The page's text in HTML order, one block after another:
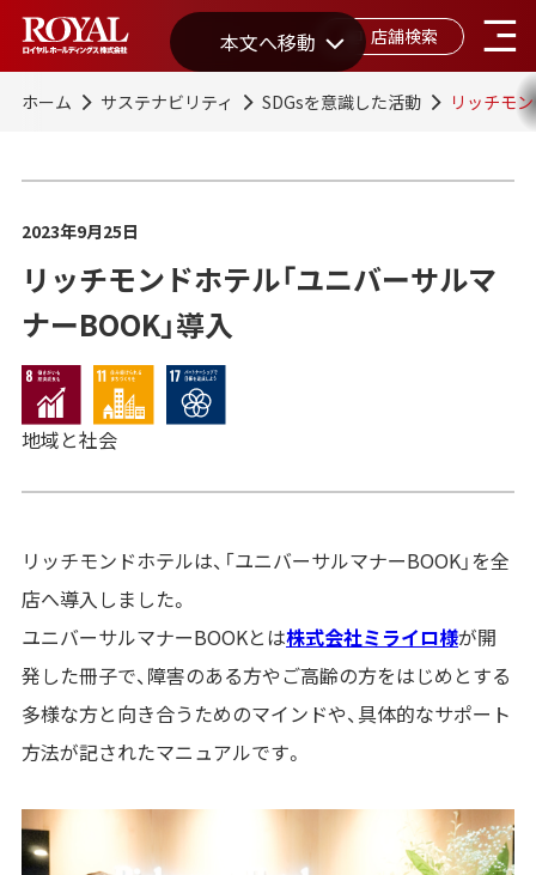
本文へ移動 店舗検索
ホーム サステナビリティ SDGsを意識した活動 リッチモ
2023年9月25日
リッチモンドホテル「ユニバーサルマ
ナーBOOK」導入
地域と社会
リッチモンドホテルは、「ユニバーサルマナーBOOK」を全
店へ導入しました。
ユニバーサルマナーBOOKとは株式会社ミライロ様が開
発した冊子で、障害のある方やご高齢の方をはじめとする
多様な方と向き合うためのマインドや、具体的なサポート
方法が記されたマニュアルです。